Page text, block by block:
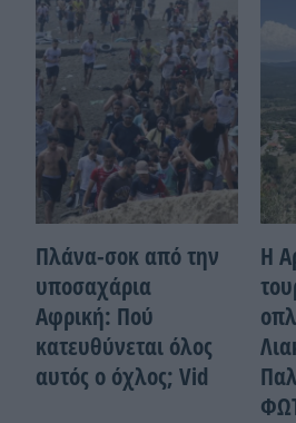
Πλάνα-σοκ από την
υποσαχάρια
Αφρική: Πού
κατευθύνεται όλος
αυτός ο όχλος; Vid
Η